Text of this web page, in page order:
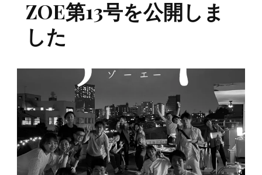
ZOE第13号を公開しま
した